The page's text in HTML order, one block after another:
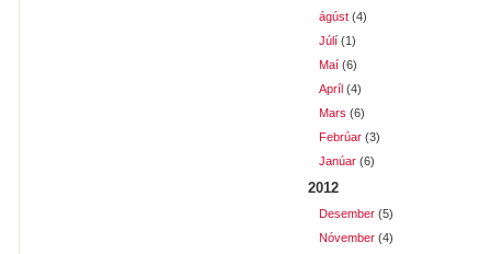
ágúst (4)
Júlí (1)
Maí (6)
Apríl (4)
Mars (6)
Febrúar (3)
Janúar (6)
2012
Desember (5)
Nóvember (4)